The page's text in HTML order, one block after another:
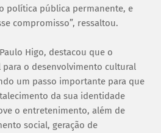
política pública permanente, e
compromisso”, ressaltou.
Higo, destacou que o
o desenvolvimento cultural
um passo importante para que
da sua identidade
o entretenimento, além de
social, geração de